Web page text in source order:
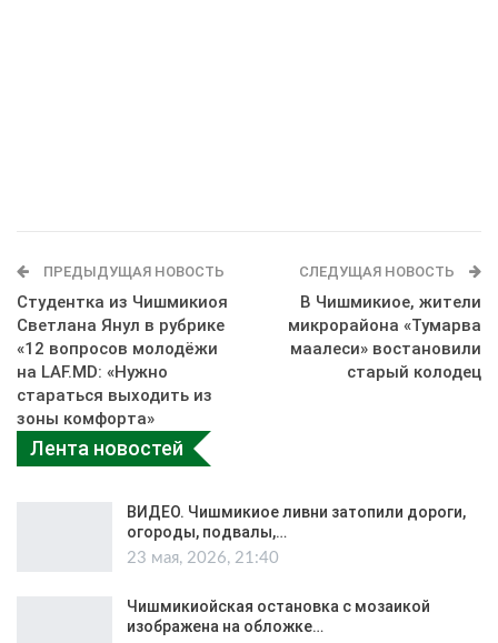
ПРЕДЫДУЩАЯ НОВОСТЬ
Студентка из Чишмикиоя
Светлана Янул в рубрике
«12 вопросов молодёжи
на LAF.MD: «Нужно
стараться выходить из
зоны комфорта»
СЛЕДУЩАЯ НОВОСТЬ
В Чишмикиое, жители
микрорайона «Тумарва
маалеси» востановили
старый колодец
Лента новостей
ВИДЕО. Чишмикиое ливни затопили дороги,
огороды, подвалы,…
23 мая, 2026, 21:40
Чишмикиойская остановка с мозаикой
изображена на обложке…